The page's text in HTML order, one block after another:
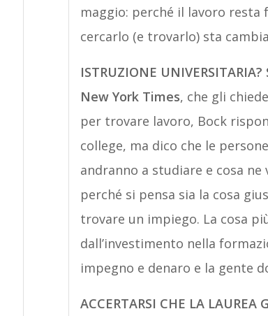
maggio: perché il lavoro
cercarlo (e trovarlo) sta
ISTRUZIONE
New York Times, che gli
per trovare lavoro, Bock
college, ma dico che le
andranno a studiare e cosa
perché si pensa sia la cosa
trovare un impiego. La cosa
dall’investimento nella
impegno e denaro e la gente
ACCERTARSI CHE LA LAUREA